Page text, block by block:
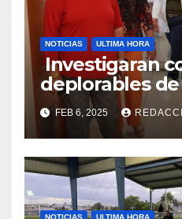
NOTICIAS ULTIMA HORA
Investigaran
deplorables de
facilidades el
de la Salud en
FEB 6, 2025
NOTICIAS ULTIMA HORA